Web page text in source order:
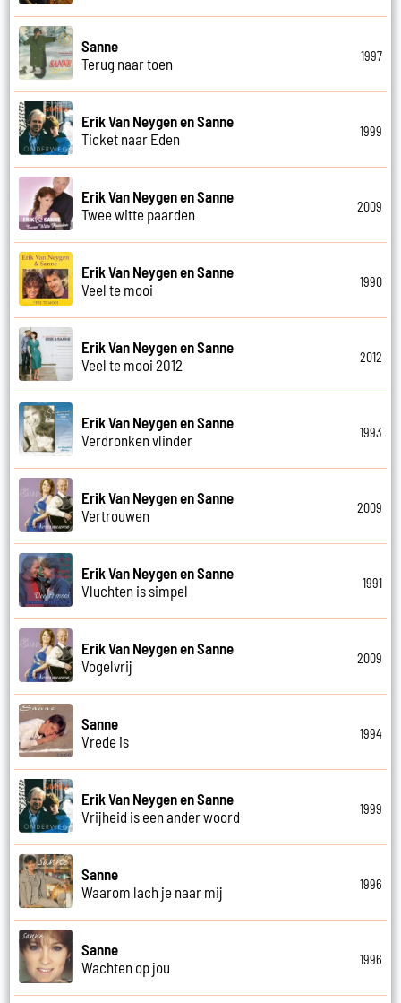
Sanne
Terug naar toen
1997
Erik Van Neygen en Sanne
Ticket naar Eden
1999
Erik Van Neygen en Sanne
Twee witte paarden
2009
Erik Van Neygen en Sanne
Veel te mooi
1990
Erik Van Neygen en Sanne
Veel te mooi 2012
2012
Erik Van Neygen en Sanne
Verdronken vlinder
1993
Erik Van Neygen en Sanne
Vertrouwen
2009
Erik Van Neygen en Sanne
Vluchten is simpel
1991
Erik Van Neygen en Sanne
Vogelvrij
2009
Sanne
Vrede is
1994
Erik Van Neygen en Sanne
Vrijheid is een ander woord
1999
Sanne
Waarom lach je naar mij
1996
Sanne
Wachten op jou
1996